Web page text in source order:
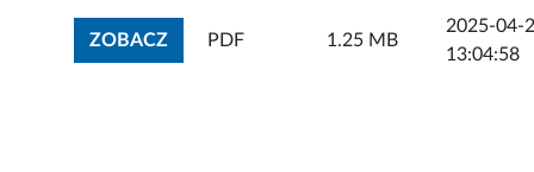
ZOBACZZOBACZ ZAŁĄCZNIK
PDF 1.25 MB
2025-04-
13:04:58